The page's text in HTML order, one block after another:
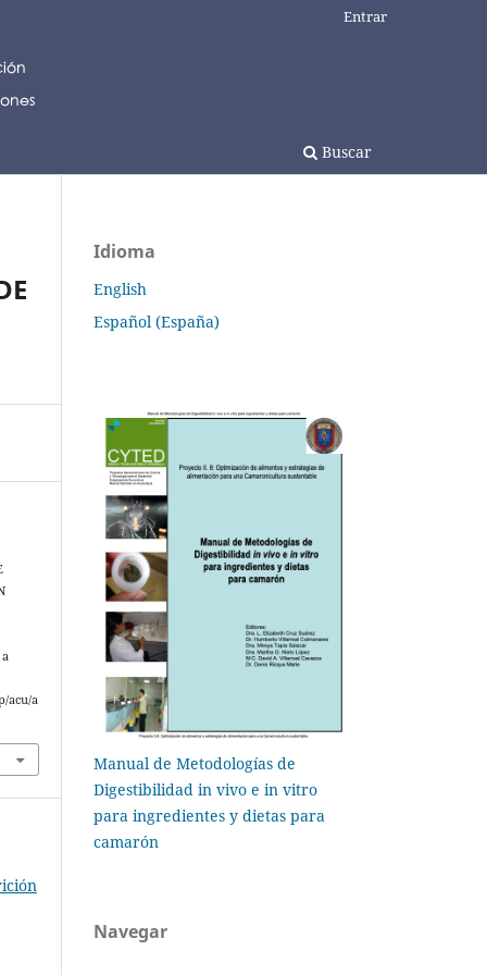
Buscar
Entrar
acu/a
Idioma
English
Español (España)
Manual de Metodologías de
Digestibilidad in vivo e in vitro
para ingredientes y dietas para
camarón
Navegar